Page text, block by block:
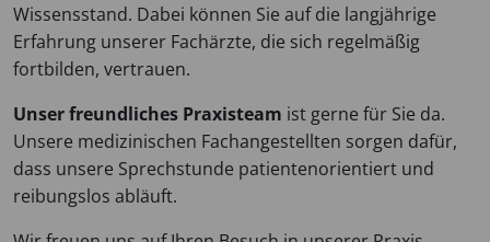
Wissensstand. Dabei können Sie auf die langjährige
Erfahrung unserer Fachärzte, die sich regelmäßig
fortbilden, vertrauen.
Unser freundliches Praxisteam ist gerne für Sie da.
Unsere medizinischen Fachangestellten sorgen dafür,
dass unsere Sprechstunde patientenorientiert und
reibungslos abläuft.